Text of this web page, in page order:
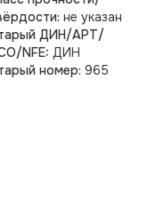
не указан
ДИН/АРТ/
NFE: ДИН
номер: 965